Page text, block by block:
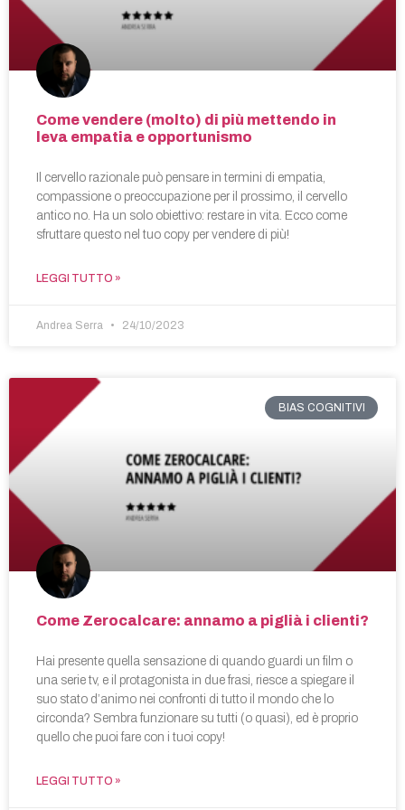
Come vendere (molto) di più mettendo in
leva empatia e opportunismo
Il cervello razionale può pensare in termini di empatia,
compassione o preoccupazione per il prossimo, il cervello
antico no. Ha un solo obiettivo: restare in vita. Ecco come
sfruttare questo nel tuo copy per vendere di più!
LEGGI TUTTO »
Andrea Serra 24/10/2023
BIAS COGNITIVI
Come Zerocalcare: annamo a piglià i clienti?
Hai presente quella sensazione di quando guardi un film o
una serie tv, e il protagonista in due frasi, riesce a spiegare il
suo stato d’animo nei confronti di tutto il mondo che lo
circonda? Sembra funzionare su tutti (o quasi), ed è proprio
quello che puoi fare con i tuoi copy!
LEGGI TUTTO »